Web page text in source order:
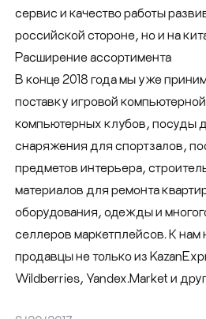
сервис и качество работы
российской стороне, но и на
Расширение ассортимента
В конце 2018 года мы уже
поставку игровой
компьютерных клубов, посуды
снаряжения для спортзалов,
предметов интерьера,
материалов для ремонта
оборудования, одежды и
селлеров маркетплейсов. К нам
продавцы не только из
Wildberries, Yandex.Market и